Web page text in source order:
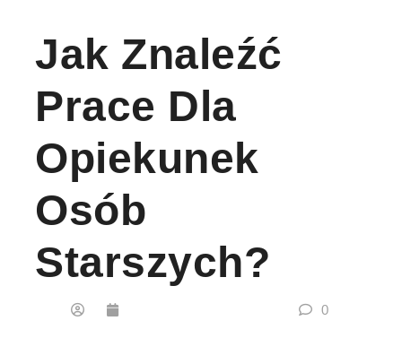
Jak Znaleźć
Prace Dla
Opiekunek
Osób
Starszych?
0